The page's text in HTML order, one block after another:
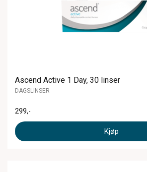
Ascend Active 1 Day, 30 linser
DAGSLINSER
299,-
Kjøp